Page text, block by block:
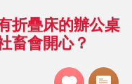
折疊床的辦公桌
畜會開心？